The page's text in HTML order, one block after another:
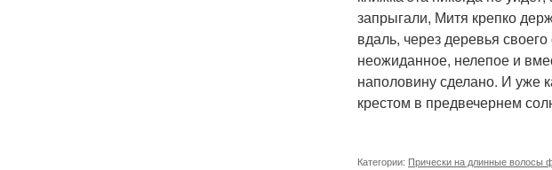
запрыгали, Митя крепко
вдаль, через деревья
неожиданное, нелепое и
наполовину сделано. И уже
крестом в предвечернем
Категории: Прически на длинные волосы